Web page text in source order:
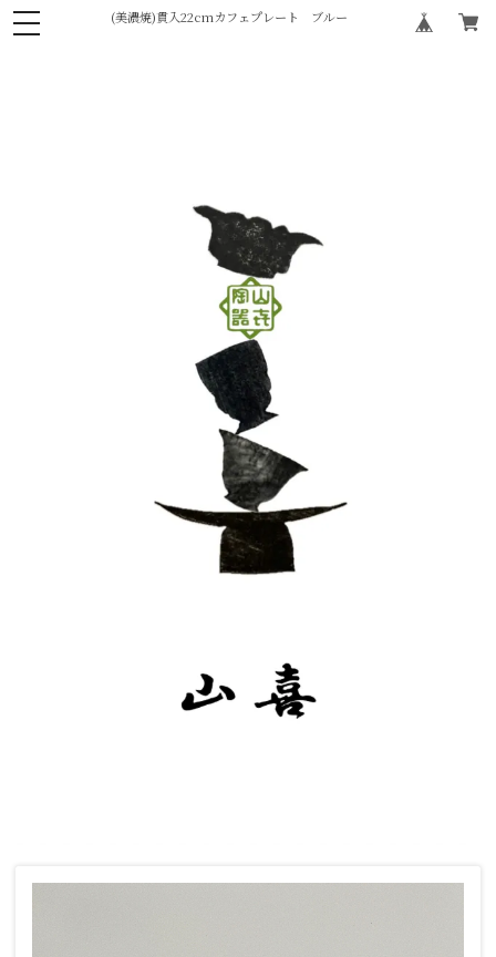
(美濃焼)貫入22cmカフェプレート ブルー